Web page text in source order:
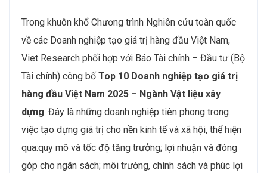
Trong khuôn khổ Chương trình Nghiên cứu toàn quốc
về các Doanh nghiệp tạo giá trị hàng đầu Việt Nam,
Viet Research phối hợp với Báo Tài chính – Đầu tư (Bộ
Tài chính) công bố Top 10 Doanh nghiệp tạo giá trị
hàng đầu Việt Nam 2025 – Ngành Vật liệu xây
dựng. Đây là những doanh nghiệp tiên phong trong
việc tạo dựng giá trị cho nền kinh tế và xã hội, thể hiện
qua:quy mô và tốc độ tăng trưởng; lợi nhuận và đóng
góp cho ngân sách; môi trường, chính sách và phúc lợi